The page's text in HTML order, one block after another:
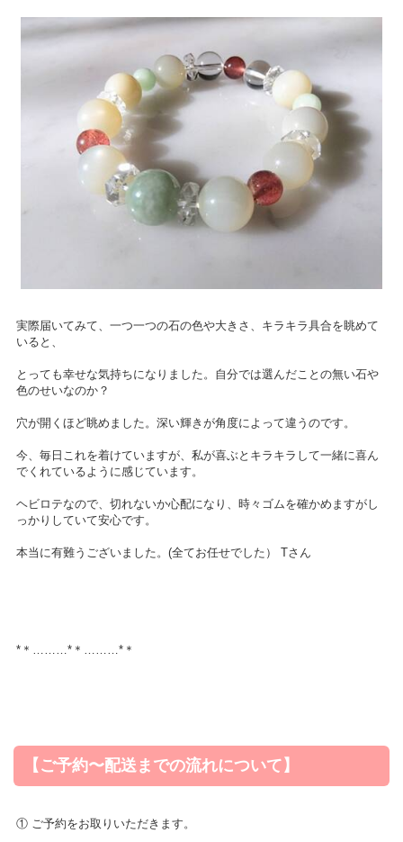
実際届いてみて、一つ一つの石の色や大きさ、キラキラ具合を眺めて
いると、
とっても幸せな気持ちになりました。自分では選んだことの無い石や
色のせいなのか？
穴が開くほど眺めました。深い輝きが角度によって違うのです。
今、毎日これを着けていますが、私が喜ぶとキラキラして一緒に喜ん
でくれているように感じています。
ヘビロテなので、切れないか心配になり、時々ゴムを確かめますがし
っかりしていて安心です。
本当に有難うございました。(全てお任せでした） Tさん
*＊………*＊………*＊
【ご予約〜配送までの流れについて】
① ご予約をお取りいただきます。